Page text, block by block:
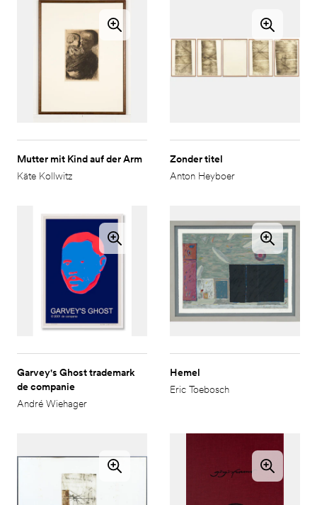
Mutter mit Kind auf der Arm
Käte Kollwitz
Zonder titel
Anton Heyboer
Garvey's Ghost trademark
de companie
André Wiehager
Hemel
Eric Toebosch